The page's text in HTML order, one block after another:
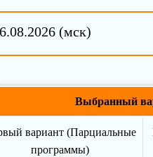
(мск)
Выбранный
вариант (Парциальные
программы)